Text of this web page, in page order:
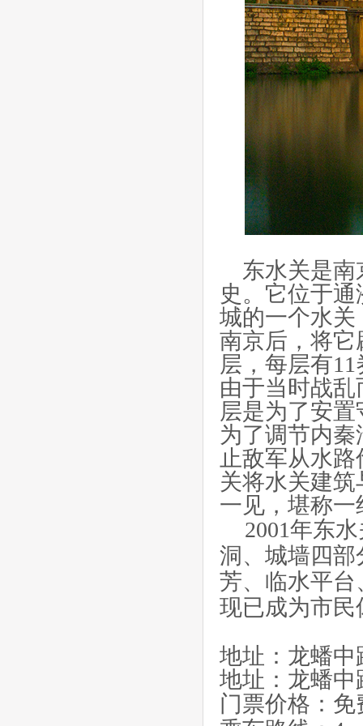
东水关是南
史。它位于
城的一个水
南京后，将
层，每层有
由于当时战
层是为了安
为了调节内
止敌军从水
关将水关建
一见，堪称一
2001年东
洞、城墙四
芳、临水平
现已成为市
地址：龙蟠中
地址：龙蟠中
门票价格：免